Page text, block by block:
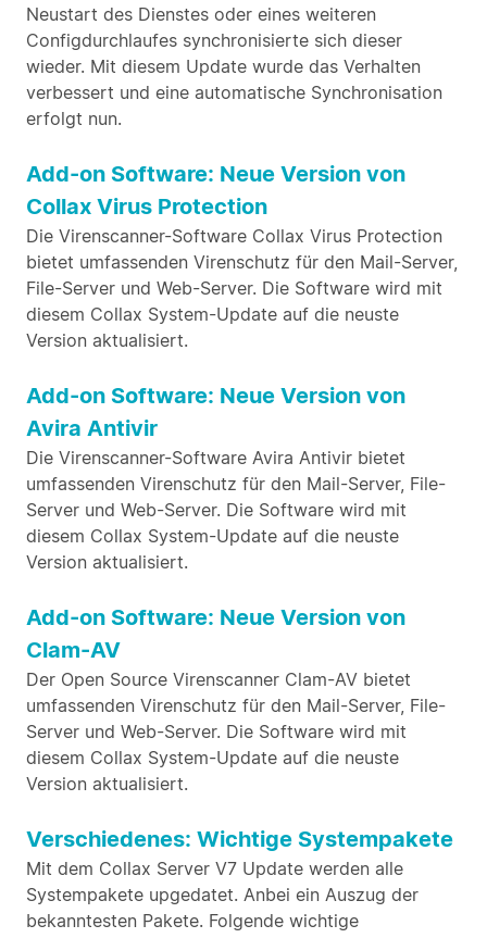
Neustart des Dienstes oder eines weiteren
Configdurchlaufes synchronisierte sich dieser
wieder. Mit diesem Update wurde das Verhalten
verbessert und eine automatische Synchronisation
erfolgt nun.
Add-on Software: Neue Version von
Collax Virus Protection
Die Virenscanner-Software Collax Virus Protection
bietet umfassenden Virenschutz für den Mail-Server,
File-Server und Web-Server. Die Software wird mit
diesem Collax System-Update auf die neuste
Version aktualisiert.
Add-on Software: Neue Version von
Avira Antivir
Die Virenscanner-Software Avira Antivir bietet
umfassenden Virenschutz für den Mail-Server, File-
Server und Web-Server. Die Software wird mit
diesem Collax System-Update auf die neuste
Version aktualisiert.
Add-on Software: Neue Version von
Clam-AV
Der Open Source Virenscanner Clam-AV bietet
umfassenden Virenschutz für den Mail-Server, File-
Server und Web-Server. Die Software wird mit
diesem Collax System-Update auf die neuste
Version aktualisiert.
Verschiedenes: Wichtige Systempakete
Mit dem Collax Server V7 Update werden alle
Systempakete upgedatet. Anbei ein Auszug der
bekanntesten Pakete. Folgende wichtige